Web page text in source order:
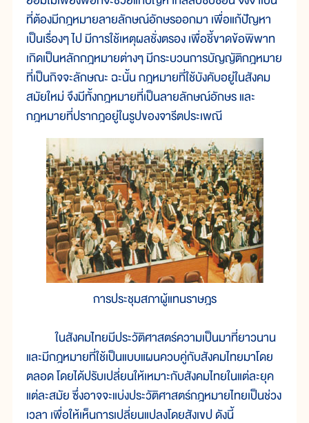
ที่ต้องมีกฎหมายลายลักษณ์อักษรออกมา เพื่อแก้ปัญหา
เป็นเรื่องๆ ไป มีการใช้เหตุผลชั่งตรอง เพื่อชี้ขาดข้อพิพาท
เกิดเป็นหลักกฎหมายต่างๆ มีกระบวนการบัญญัติกฎหมาย
ที่เป็นกิจจะลักษณะ ฉะนั้น กฎหมายที่ใช้บังคับอยู่ในสังคม
สมัยใหม่ จึงมีทั้งกฎหมายที่เป็นลายลักษณ์อักษร และ
กฎหมายที่ปรากฎอยู่ในรูปของจารีตประเพณี
การประชุมสภาผู้แทนราษฎร
ในสังคมไทยมีประวัติศาสตร์ความเป็นมาที่ยาวนาน
และมีกฎหมายที่ใช้เป็นแบบแผนควบคู่กับสังคมไทยมาโดย
ตลอด โดยได้ปรับเปลี่ยนให้เหมาะกับสังคมไทยในแต่ละยุค
แต่ละสมัย ซึ่งอาจจะแบ่งประวัติศาสตร์กฎหมายไทยเป็นช่วง
เวลา เพื่อให้เห็นการเปลี่ยนแปลงโดยสังเขป ดังนี้